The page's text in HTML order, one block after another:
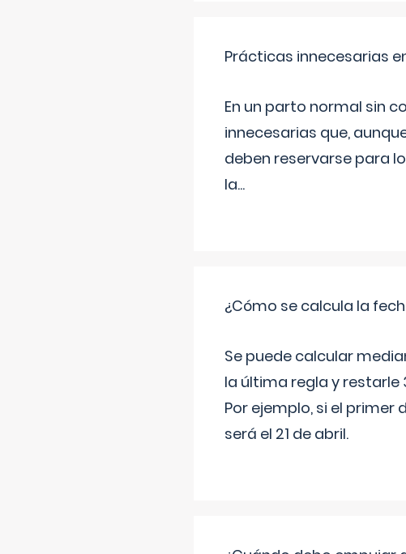
Prácticas innecesarias
En un parto normal sin
innecesarias que,
deben reservarse para
la...
¿Cómo se calcula la
Se puede calcular
la última regla y restarle
Por ejemplo, si el primer
será el 21 de abril.